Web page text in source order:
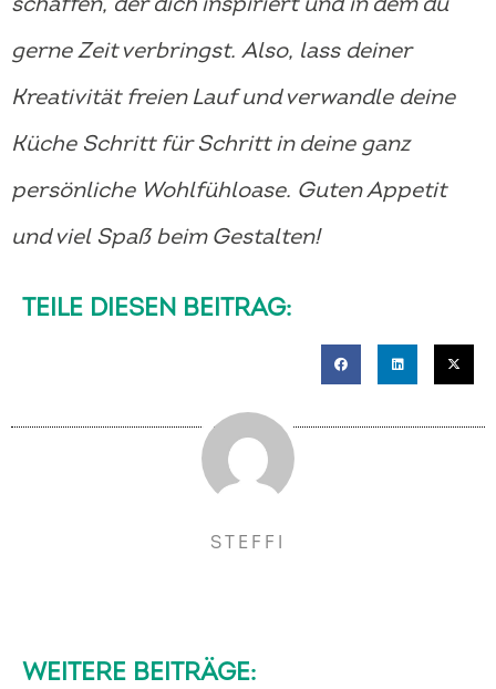
gerne Zeit verbringst. Also, lass deiner
Kreativität freien Lauf und verwandle deine
Küche Schritt für Schritt in deine ganz
persönliche Wohlfühloase. Guten Appetit
und viel Spaß beim Gestalten!
TEILE DIESEN BEITRAG:
STEFFI
WEITERE BEITRÄGE: